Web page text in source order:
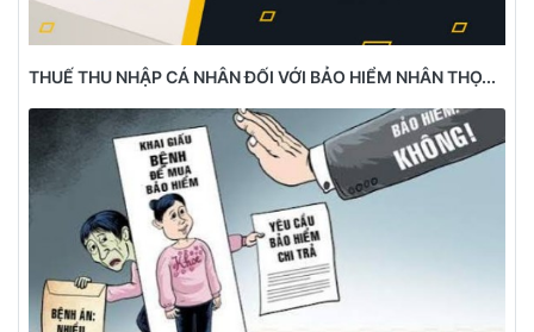
THUẾ THU NHẬP CÁ NHÂN ĐỐI VỚI BẢO HIỂM NHÂN THỌ...